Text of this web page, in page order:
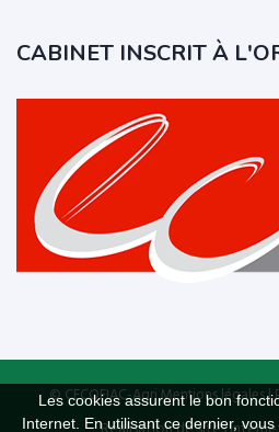
CABINET INSCRIT À
© CECOFIAC-AgriMentions légales|
Les cookies assurent le bon
Internet. En utilisant ce dernier,